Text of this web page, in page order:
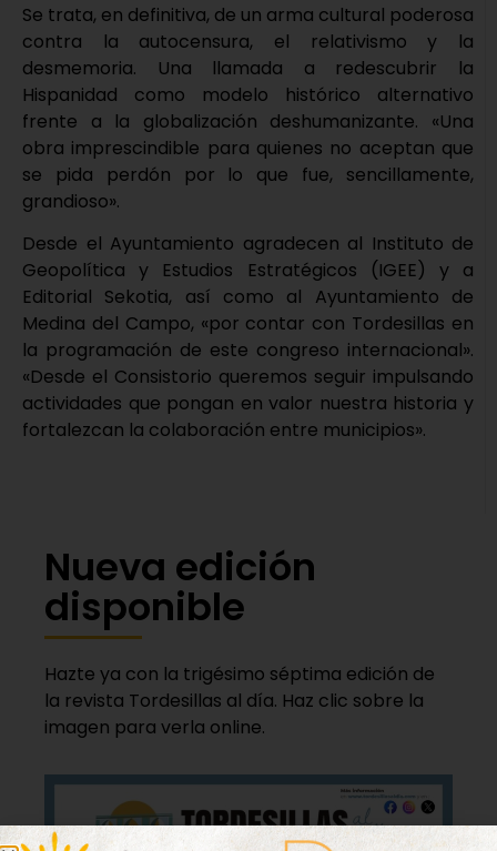
Se trata, en definitiva, de un arma cultural poderosa
contra la autocensura, el relativismo y la
desmemoria. Una llamada a redescubrir la
Hispanidad como modelo histórico alternativo
frente a la globalización deshumanizante. «Una
obra imprescindible para quienes no aceptan que
se pida perdón por lo que fue, sencillamente,
grandioso».
Desde el Ayuntamiento agradecen al Instituto de
Geopolítica y Estudios Estratégicos (IGEE) y a
Editorial Sekotia, así como al Ayuntamiento de
Medina del Campo, «por contar con Tordesillas en
la programación de este congreso internacional».
«Desde el Consistorio queremos seguir impulsando
actividades que pongan en valor nuestra historia y
fortalezcan la colaboración entre municipios».
Nueva edición
disponible
Hazte ya con la trigésimo séptima edición de
la revista Tordesillas al día. Haz clic sobre la
imagen para verla online.